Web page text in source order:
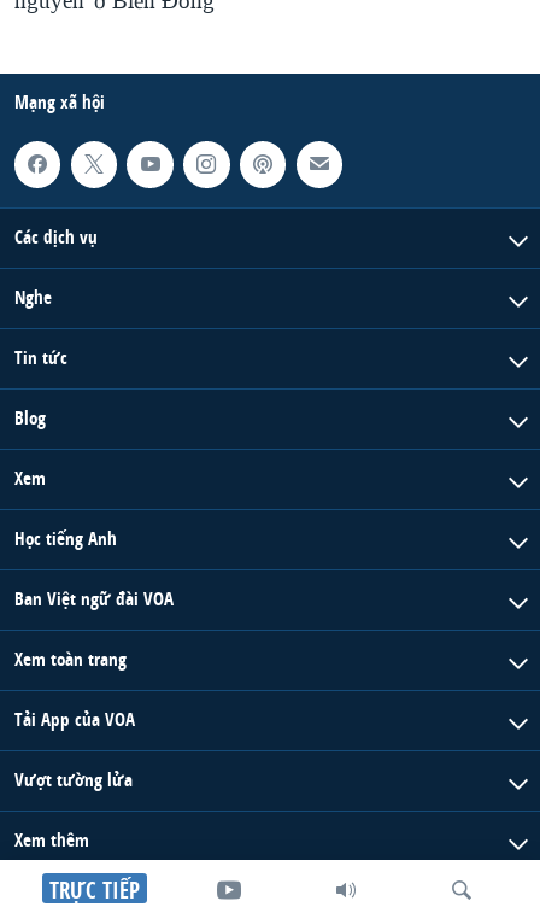
TRỰC TIẾP
Mạng xã hội
Các dịch vụ
Nghe
Tin tức
Blog
Xem
Học tiếng Anh
Ban Việt ngữ đài VOA
Xem toàn trang
Tải App của VOA
Vượt tường lửa
Xem thêm